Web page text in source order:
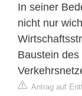
In seiner
nicht nur
Baustein
Antrag auf